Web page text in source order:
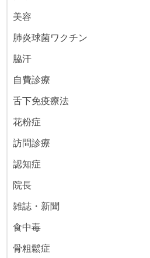
美容
肺炎球菌ワクチン
脇汗
自費診療
舌下免疫療法
花粉症
訪問診療
認知症
院長
雑誌・新聞
食中毒
骨粗鬆症